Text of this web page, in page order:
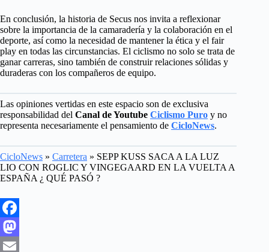
En conclusión, la historia de Secus nos invita a reflexionar
sobre la importancia de la camaradería y la colaboración en el
deporte, así como la necesidad de mantener la ética y el fair
play en todas las circunstancias. El ciclismo no solo se trata de
ganar carreras, sino también de construir relaciones sólidas y
duraderas con los compañeros de equipo.
Las opiniones vertidas en este espacio son de exclusiva
responsabilidad del Canal de Youtube Ciclismo Puro y no
representa necesariamente el pensamiento de CicloNews.
CicloNews » Carretera » SEPP KUSS SACA A LA LUZ
LIO CON ROGLIC Y VINGEGAARD EN LA VUELTA A
ESPAÑA ¿ QUÉ PASÓ ?
F
aM